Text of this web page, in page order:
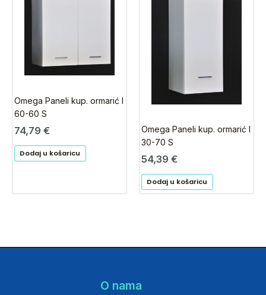
Omega Paneli kup. ormarić I
60-60 S
74,79 €
Dodaj u košaricu
Omega Paneli kup. ormarić I
30-70 S
54,39 €
Dodaj u košaricu
O nama